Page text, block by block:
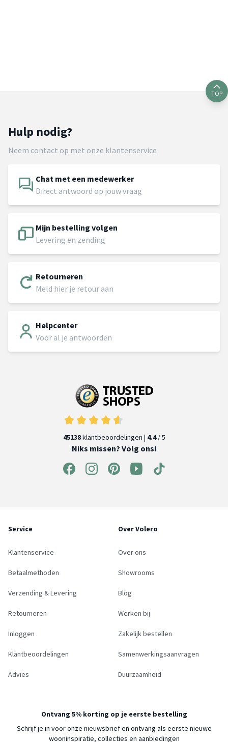
TOP
Hulp nodig?
Neem contact op met onze klantenservice
Chat met een medewerker
Direct antwoord op jouw vraag
Mijn bestelling volgen
Levering en zending
Retourneren
Meld hier je retour aan
Helpcenter
Voor al je antwoorden
45138klantbeoordelingen | 4.4/ 5
Niks missen? Volg ons!
Service
Klantenservice
Betaalmethoden
Verzending & Levering
Retourneren
Inloggen
Klantbeoordelingen
Advies
Over Volero
Over ons
Showrooms
Blog
Werken bij
Zakelijk bestellen
Samenwerkingsaanvragen
Duurzaamheid
Ontvang 5% korting op je eerste bestelling
Schrijf je in voor onze nieuwsbrief en ontvang als eerste nieuwe
wooninspiratie, collecties en aanbiedingen